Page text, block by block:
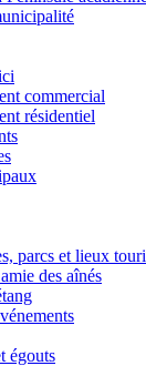
commercial
résidentiel
parcs et lieux
des aînés
égouts